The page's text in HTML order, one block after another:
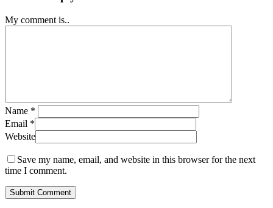
My comment is..
Name *
Email *
Website
Save my name, email, and website in this browser for the next
time I comment.